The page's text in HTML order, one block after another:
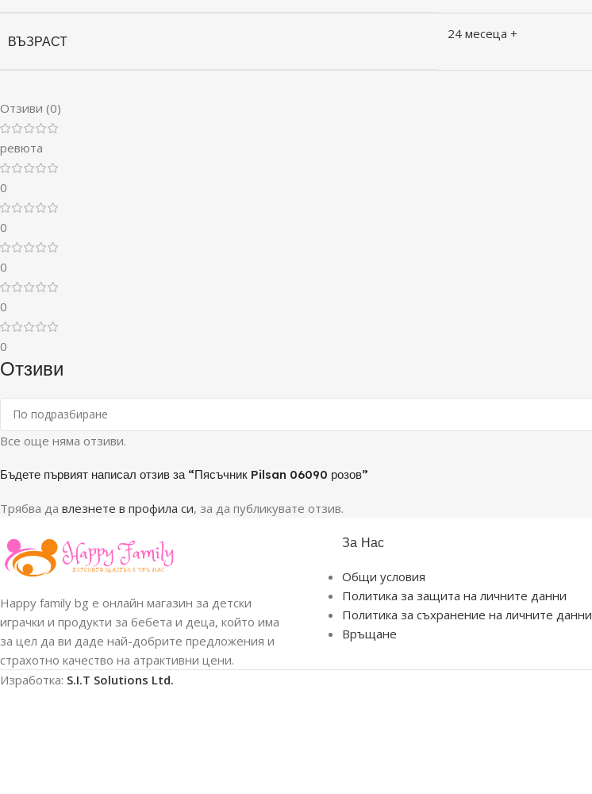
ВЪЗРАСТ 24 месеца +
Отзиви (0)
ревюта
0
0
0
0
0
Отзиви
Все още няма отзиви.
Бъдете първият написал отзив за “Пясъчник Pilsan 06090 розов”
Трябва да влезнете в профила си, за да публикувате отзив.
Happy family bg е онлайн магазин за детски
играчки и продукти за бебета и деца, който има
за цел да ви даде най-добрите предложения и
страхотно качество на атрактивни цени.
За Нас
Общи условия
Политика за защита на личните данни
Политика за съхранение на личните данни
Връщане
Изработка: S.I.T Solutions Ltd.